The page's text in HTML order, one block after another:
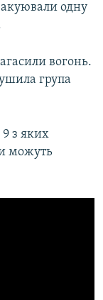
одну
вогонь.
група
з яких
можуть